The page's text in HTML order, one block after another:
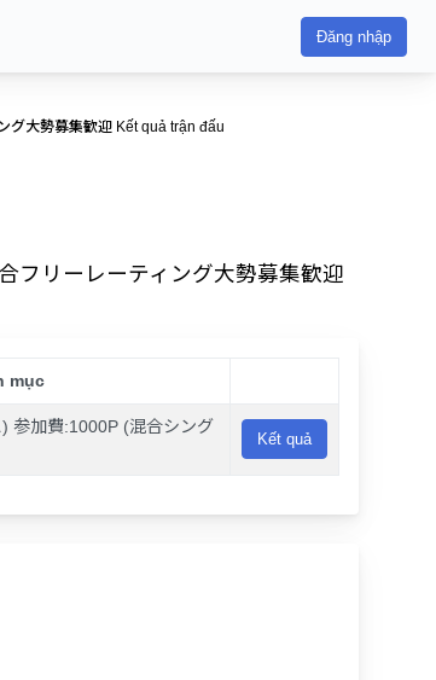
Đăng nhập
グ大勢募集歓迎 Kết quả trận đấu
リーレーティング大勢募集歓迎
mục
参加費:1000P (混合シング
Kết quả